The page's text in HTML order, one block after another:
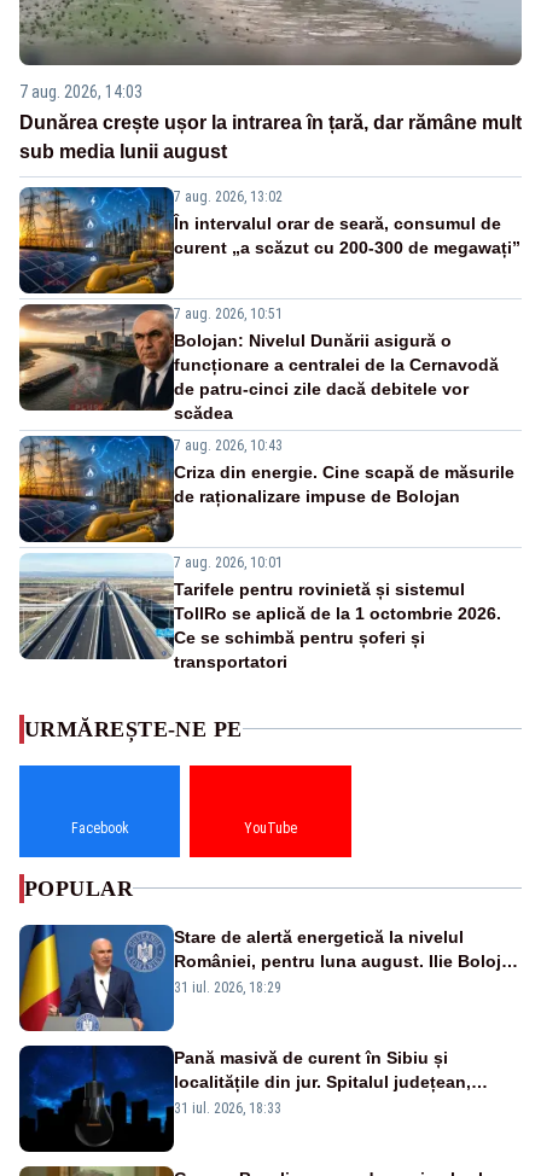
7 aug. 2026, 14:03
Dunărea crește ușor la intrarea în țară, dar rămâne mult
sub media lunii august
7 aug. 2026, 13:02
În intervalul orar de seară, consumul de
curent „a scăzut cu 200-300 de megawați”
7 aug. 2026, 10:51
Bolojan: Nivelul Dunării asigură o
funcționare a centralei de la Cernavodă
de patru-cinci zile dacă debitele vor
scădea
7 aug. 2026, 10:43
Criza din energie. Cine scapă de măsurile
de raționalizare impuse de Bolojan
7 aug. 2026, 10:01
Tarifele pentru rovinietă și sistemul
TollRo se aplică de la 1 octombrie 2026.
Ce se schimbă pentru șoferi și
transportatori
URMĂREȘTE-NE PE
Facebook YouTube
POPULAR
Stare de alertă energetică la nivelul
României, pentru luna august. Ilie Bolojan
a anunțat importuri și posibile restricții –
31 iul. 2026, 18:29
Pană masivă de curent în Sibiu și
localitățile din jur. Spitalul județean,
semafoarele, rețelele de telefonie, grav
31 iul. 2026, 18:33